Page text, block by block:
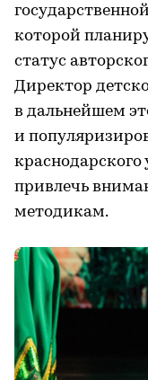
которой
статус
Директор
в дальнейшем
и
привлечь
методикам.